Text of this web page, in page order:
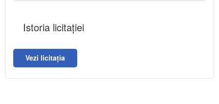
Istoria licitației
Vezi licitația